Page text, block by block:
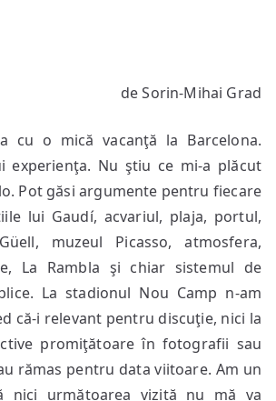
de Sorin-Mihai Grad
cu o mică vacanţă la Barcelona.
experienţa. Nu ştiu ce mi-a plăcut
Pot găsi argumente pentru fiecare
lui Gaudí, acvariul, plaja, portul,
muzeul Picasso, atmosfera,
La Rambla şi chiar sistemul de
La stadionul Nou Camp n-am
că-i relevant pentru discuţie, nici la
promiţătoare în fotografii sau
rămas pentru data viitoare. Am un
nici următoarea vizită nu mă va